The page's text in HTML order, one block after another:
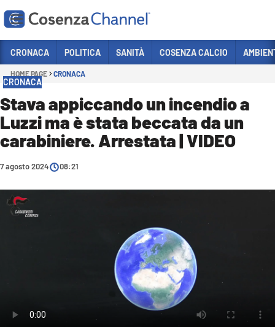
Sezioni
POLITICA
COSENZA CALCIO
ECONOMIA E LAVORO
SANITÀ
Streaming
CRONACA POLITICA SANITÀ COSENZA CALCIO
HOME PAGE CRONACA
CRONACA
Stava appiccando un incendio a
Luzzi ma è stata beccata da un
carabiniere. Arrestata | VIDEO
7 agosto 2024 08:21